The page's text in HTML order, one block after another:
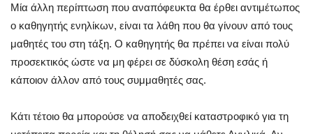
Μία άλλη περίπτωση που αναπόφευκτα θα έρθει αντιμέτωπος
ο καθηγητής ενηλίκων, είναι τα λάθη που θα γίνουν από τους
μαθητές του στη τάξη. Ο καθηγητής θα πρέπει να είναι πολύ
προσεκτικός ώστε να μη φέρει σε δύσκολη θέση εσάς ή
κάποιον άλλον από τους συμμαθητές σας.
Κάτι τέτοιο θα μπορούσε να αποδειχθεί καταστροφικό για τη